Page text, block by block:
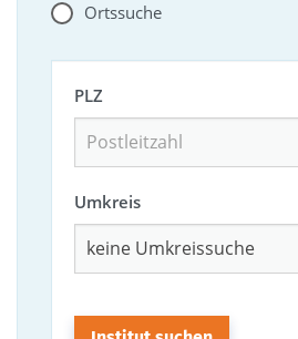
Ortssuche
PLZ
Umkreis